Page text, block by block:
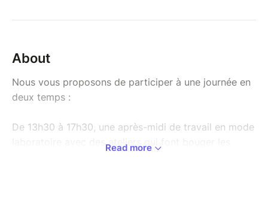
About
Nous vous proposons de participer à une journée en
deux temps :
De 13h30 à 17h30, une après-midi de travail en mode
laboratoire avec des ateliers qui font bouger les
Read more